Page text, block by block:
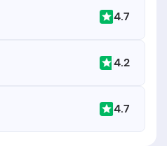
4.7
4.2
4.7